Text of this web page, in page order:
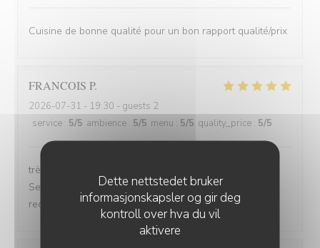
Dette nettstedet bruker
informasjonskapsler og gir deg
kontroll over hva du vil
aktivere
Cuisine de bonne qualité pour un bon rapport qualité/prix
FRANCOIS P
2026-07-31 - 19:30 - guests 2
service : 5/5 ambience : 5/5 menu : 5/5 quality_price : 5/5
très bonne soirée et très bon dîner, comme d'habitude.
Serveuse et serveur très professionnels. Nous
recommandons, jamais déçu.